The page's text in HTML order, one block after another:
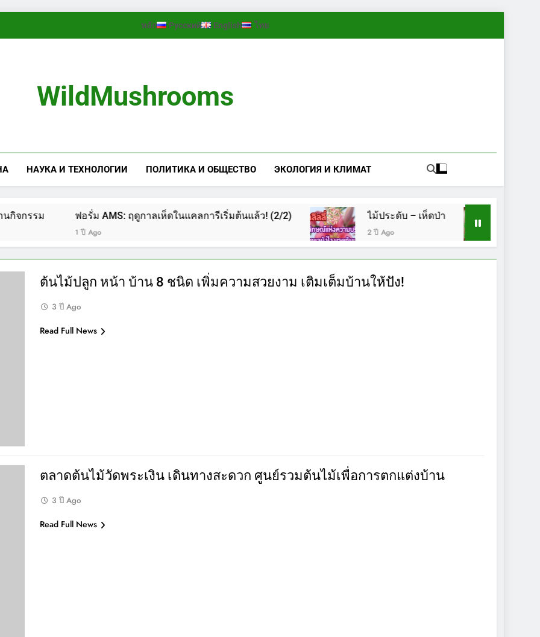
หลัก Русский English ไทย
WildMushrooms
НАУКА И ТЕХНОЛОГИИ ПОЛИТИКА И ОБЩЕСТВО ЭКОЛОГИЯ И КЛИМАТ
ฟอรั่ม AMS: ฤดูกาลเห็ดในแคลการีเริ่มต้นแล้ว! (2/2) ไม้ประดับ – เห็ดป่า
2 ปี Ago
ต้นไม้ปลูก หน้า บ้าน 8 ชนิด เพิ่มความสวยงาม เติมเต็มบ้านให้ปัง!
3 ปี Ago
Read Full News
ตลาดต้นไม้วัดพระเงิน เดินทางสะดวก ศูนย์รวมต้นไม้เพื่อการตกแต่งบ้าน
3 ปี Ago
Read Full News